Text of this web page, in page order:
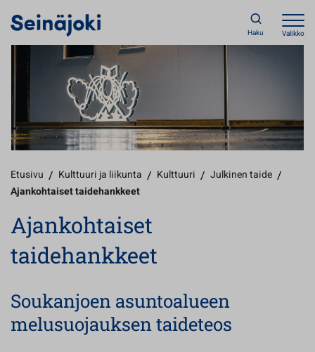
Haku Valikko
Etusivu / Kulttuuri ja liikunta / Kulttuuri / Julkinen taide /
Ajankohtaiset taidehankkeet
Ajankohtaiset
taidehankkeet
Soukanjoen asuntoalueen
melusuojauksen taideteos